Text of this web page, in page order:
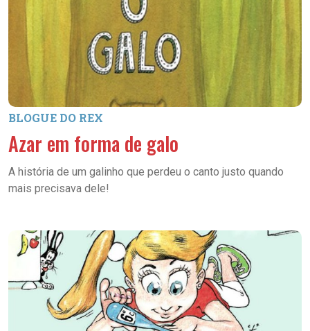
BLOGUE DO REX
Azar em forma de galo
A história de um galinho que perdeu o canto justo quando
mais precisava dele!